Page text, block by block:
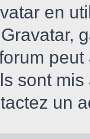
en
sont
un